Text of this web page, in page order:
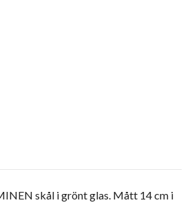
skål i grönt glas. Mått 14 cm i